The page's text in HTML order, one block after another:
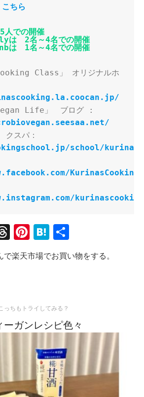
こちら
での開催
　2名～4名での開催
　1名～4名での開催
Class」 オリジナルホ
school/
Threads
Pinterest
Hatena
有
楽天市場でお買い物をする。
っちもトライしてみる？
ーガンレシピ色々